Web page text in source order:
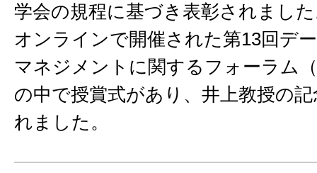
学会の規程に基づき表彰されまし
オンラインで開催された第13回デ
マネジメントに関するフォーラム
の中で授賞式があり、井上教授の
れました。